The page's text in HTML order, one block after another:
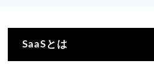
SaaSとは